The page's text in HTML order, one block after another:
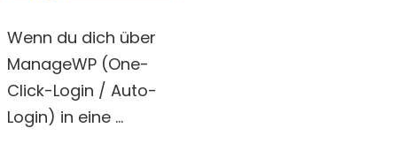
Wenn du dich über
ManageWP (One-
Click-Login / Auto-
Login) in eine ...